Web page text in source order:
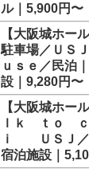
ル｜5,900円〜
【大阪城ホー
駐車場／ＵＳ
ｕｓｅ／民泊
設｜9,280円〜
【大阪城ホー
ｌｋ ｔｏ ｃ
ｉ ＵＳＪ／
宿泊施設｜